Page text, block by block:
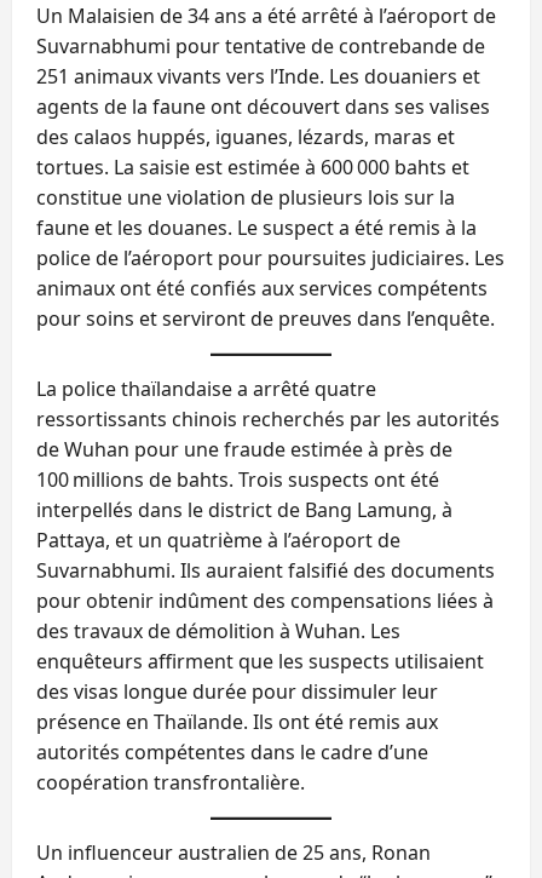
Un Malaisien de 34 ans a été arrêté à l’aéroport de
Suvarnabhumi pour tentative de contrebande de
251 animaux vivants vers l’Inde. Les douaniers et
agents de la faune ont découvert dans ses valises
des calaos huppés, iguanes, lézards, maras et
tortues. La saisie est estimée à 600 000 bahts et
constitue une violation de plusieurs lois sur la
faune et les douanes. Le suspect a été remis à la
police de l’aéroport pour poursuites judiciaires. Les
animaux ont été confiés aux services compétents
pour soins et serviront de preuves dans l’enquête.
La police thaïlandaise a arrêté quatre
ressortissants chinois recherchés par les autorités
de Wuhan pour une fraude estimée à près de
100 millions de bahts. Trois suspects ont été
interpellés dans le district de Bang Lamung, à
Pattaya, et un quatrième à l’aéroport de
Suvarnabhumi. Ils auraient falsifié des documents
pour obtenir indûment des compensations liées à
des travaux de démolition à Wuhan. Les
enquêteurs affirment que les suspects utilisaient
des visas longue durée pour dissimuler leur
présence en Thaïlande. Ils ont été remis aux
autorités compétentes dans le cadre d’une
coopération transfrontalière.
Un influenceur australien de 25 ans, Ronan